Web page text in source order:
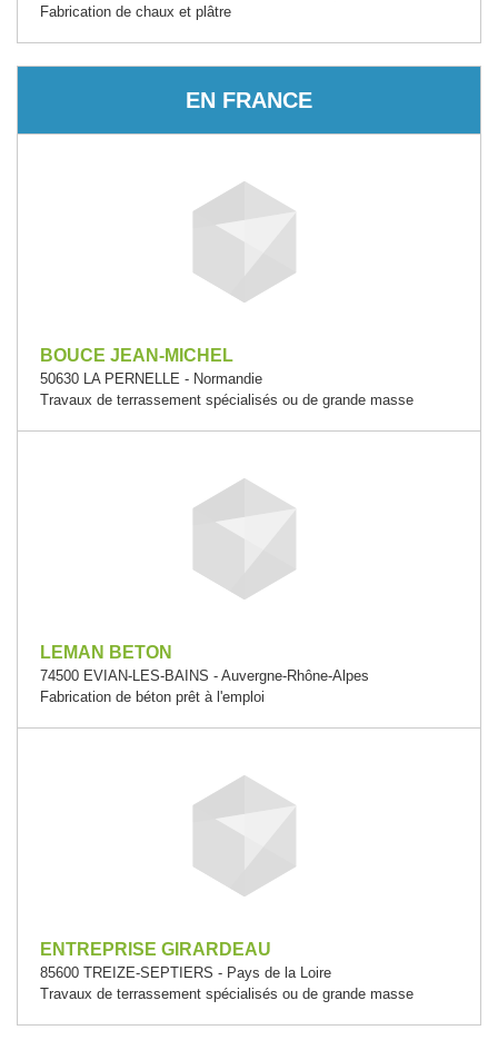
Fabrication de chaux et plâtre
EN FRANCE
BOUCE JEAN-MICHEL
50630 LA PERNELLE - Normandie
Travaux de terrassement spécialisés ou de grande masse
LEMAN BETON
74500 EVIAN-LES-BAINS - Auvergne-Rhône-Alpes
Fabrication de béton prêt à l'emploi
ENTREPRISE GIRARDEAU
85600 TREIZE-SEPTIERS - Pays de la Loire
Travaux de terrassement spécialisés ou de grande masse